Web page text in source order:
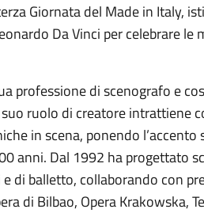
Giornata del Made in Italy,
Da Vinci per celebrare le
professione di scenografo e
ruolo di creatore intrattiene
in scena, ponendo l’accento
anni. Dal 1992 ha progettato
di balletto, collaborando con
di Bilbao, Opera Krakowska,